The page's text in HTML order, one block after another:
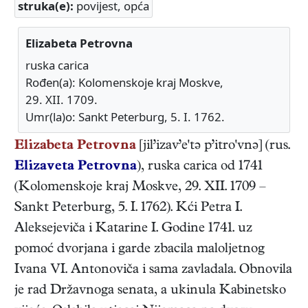
struka(e): povijest, opća
Elizabeta Petrovna
ruska carica
Rođen(a): Kolomenskoje kraj Moskve,
29. XII. 1709.
Umr(la)o: Sankt Peterburg, 5. I. 1762.
Elizabeta Petrovna [jil’izav’e'tə p’itro'vnə] (rus.
Elizaveta Petrovna), ruska carica od 1741
(Kolomenskoje kraj Moskve, 29. XII. 1709 –
Sankt Peterburg, 5. I. 1762). Kći Petra I.
Aleksejeviča i Katarine I. Godine 1741. uz
pomoć dvorjana i garde zbacila maloljetnog
Ivana VI. Antonoviča i sama zavladala. Obnovila
je rad Državnoga senata, a ukinula Kabinetsko